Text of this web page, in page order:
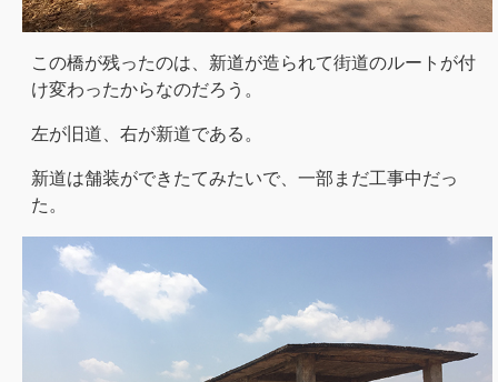
この橋が残ったのは、新道が造られて街道のルートが付
け変わったからなのだろう。
左が旧道、右が新道である。
新道は舗装ができたてみたいで、一部まだ工事中だっ
た。